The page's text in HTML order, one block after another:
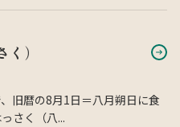
）
旧暦の8月1日＝八月朔日に食
さく（八...